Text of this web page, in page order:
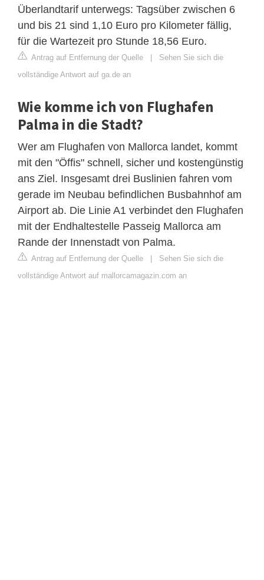
Überlandtarif unterwegs: Tagsüber zwischen 6
und bis 21 sind 1,10 Euro pro Kilometer fällig,
für die Wartezeit pro Stunde 18,56 Euro.
Antrag auf Entfernung der Quelle | Sehen Sie sich die
vollständige Antwort auf ga.de an
Wie komme ich von Flughafen
Palma in die Stadt?
Wer am Flughafen von Mallorca landet, kommt
mit den "Öffis" schnell, sicher und kostengünstig
ans Ziel. Insgesamt drei Buslinien fahren vom
gerade im Neubau befindlichen Busbahnhof am
Airport ab. Die Linie A1 verbindet den Flughafen
mit der Endhaltestelle Passeig Mallorca am
Rande der Innenstadt von Palma.
Antrag auf Entfernung der Quelle | Sehen Sie sich die
vollständige Antwort auf mallorcamagazin.com an